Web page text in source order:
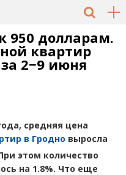
950 долларам.
квартир
2−9 июня
средняя цена
в Гродно выросла
этом количество
на 1.8%. Что еще